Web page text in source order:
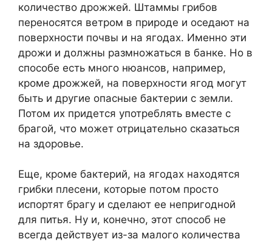
количество дрожжей. Штаммы грибов
переносятся ветром в природе и оседают на
поверхности почвы и на ягодах. Именно эти
дрожи и должны размножаться в банке. Но в
способе есть много нюансов, например,
кроме дрожжей, на поверхности ягод могут
быть и другие опасные бактерии с земли.
Потом их придется употреблять вместе с
брагой, что может отрицательно сказаться
на здоровье.
Еще, кроме бактерий, на ягодах находятся
грибки плесени, которые потом просто
испортят брагу и сделают ее непригодной
для питья. Ну и, конечно, этот способ не
всегда действует из-за малого количества